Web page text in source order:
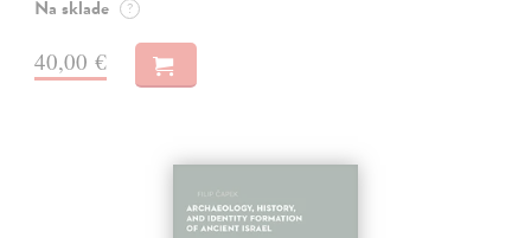
Na sklade ?
40,00 €